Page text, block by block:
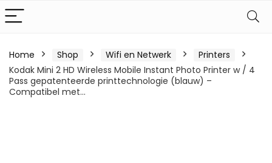
Home Shop Wifi en Netwerk
Printers
Kodak Mini 2 HD Wireless Mobile Instant Photo Printer w / 4
Pass gepatenteerde printtechnologie (blauw) –
Compatibel met…